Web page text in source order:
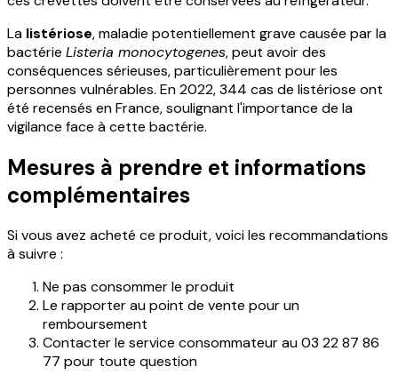
La listériose, maladie potentiellement grave causée par la
bactérie Listeria monocytogenes, peut avoir des
conséquences sérieuses, particulièrement pour les
personnes vulnérables. En 2022, 344 cas de listériose ont
été recensés en France, soulignant l'importance de la
vigilance face à cette bactérie.
Mesures à prendre et informations
complémentaires
Si vous avez acheté ce produit, voici les recommandations
à suivre :
Ne pas consommer le produit
Le rapporter au point de vente pour un
remboursement
Contacter le service consommateur au 03 22 87 86
77 pour toute question